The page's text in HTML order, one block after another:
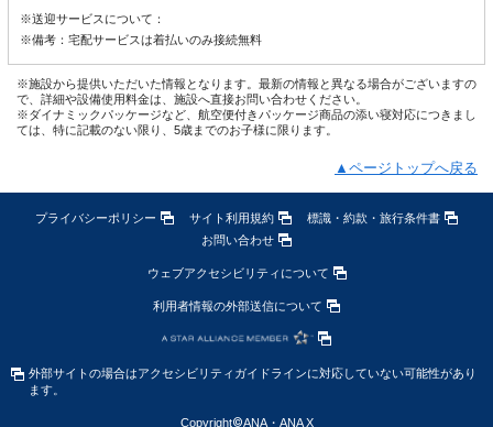
※送迎サービスについて：
※備考：宅配サービスは着払いのみ接続無料
※施設から提供いただいた情報となります。最新の情報と異なる場合がございますの
で、詳細や設備使用料金は、施設へ直接お問い合わせください。
※ダイナミックパッケージなど、航空便付きパッケージ商品の添い寝対応につきまし
ては、特に記載のない限り、5歳までのお子様に限ります。
▲ページトップへ戻る
プライバシーポリシー サイト利用規約
標識・約款・旅行条件書
お問い合わせ
ウェブアクセシビリティについて
利用者情報の外部送信について
外部サイトの場合はアクセシビリティガイドラインに対応していない可能性があり
ます。
Copyright©ANA・ANA X